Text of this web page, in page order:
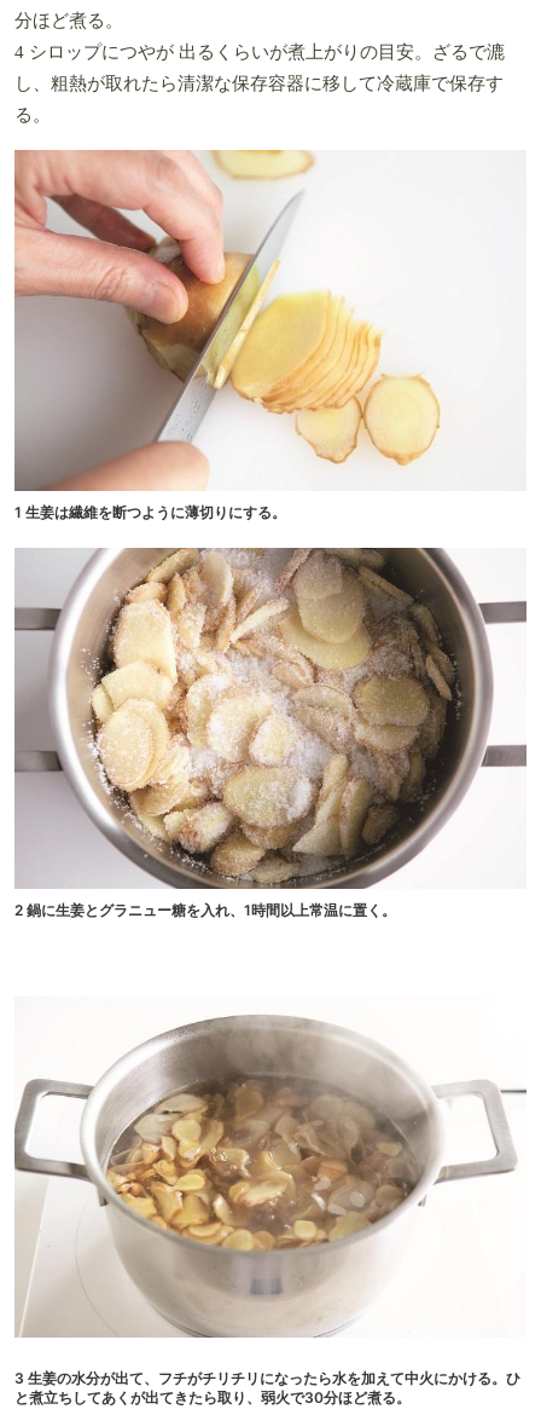
分ほど煮る。
4 シロップにつやが 出るくらいが煮上がりの目安。ざるで漉
し、粗熱が取れたら清潔な保存容器に移して冷蔵庫で保存す
る。
1 生姜は繊維を断つように薄切りにする。
2 鍋に生姜とグラニュー糖を入れ、1時間以上常温に置く。
3 生姜の水分が出て、フチがチリチリになったら水を加えて中火にかける。ひ
と煮立ちしてあくが出てきたら取り、弱火で30分ほど煮る。